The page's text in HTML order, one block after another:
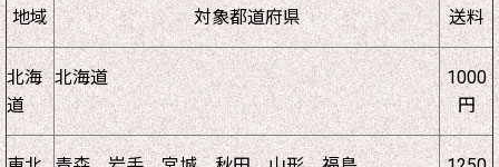
地域 対象都道府県 送料
北海
道
北海道
1000
円